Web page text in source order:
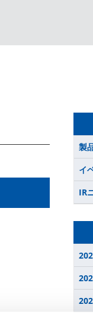
製
イ
IR